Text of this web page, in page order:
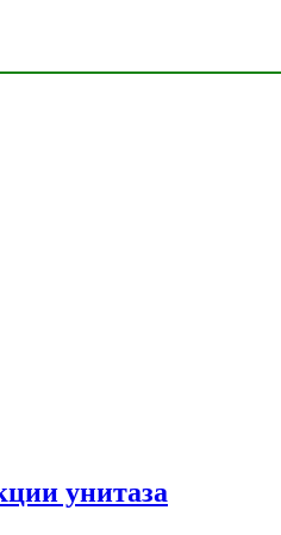
унитаза